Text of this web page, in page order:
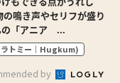
の鳴き声やセリフが盛り
の「アニア ...
トミー｜Hugkum)
by